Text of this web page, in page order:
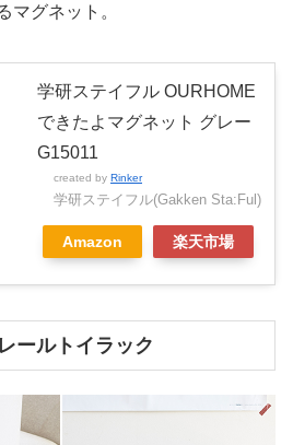
マグネット。
学研ステイフル OURHOME
できたよマグネット グレー
G15011
created by Rinker
学研ステイフル(Gakken Sta:Ful)
Amazon 楽天市場
ールトイラック